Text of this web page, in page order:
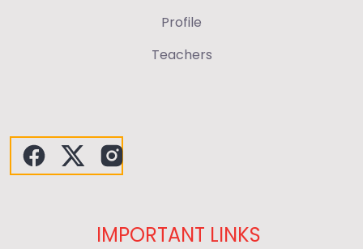
Profile
Teachers
IMPORTANT LINKS